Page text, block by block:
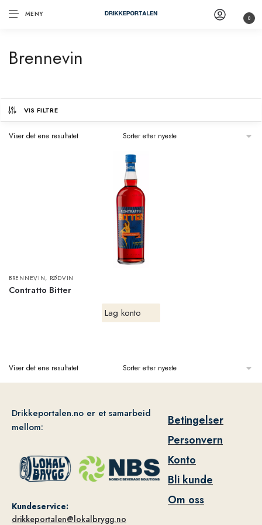
MENY 0
Brennevin
VIS FILTRE
Viser det ene resultatet
BRENNEVIN, RØDVIN
Contratto Bitter
Lag konto
Viser det ene resultatet
Drikkeportalen.no er et samarbeid
mellom:
Kundeservice:
drikkeportalen@lokalbrygg.no
Betingelser
Personvern
Konto
Bli kunde
Om oss